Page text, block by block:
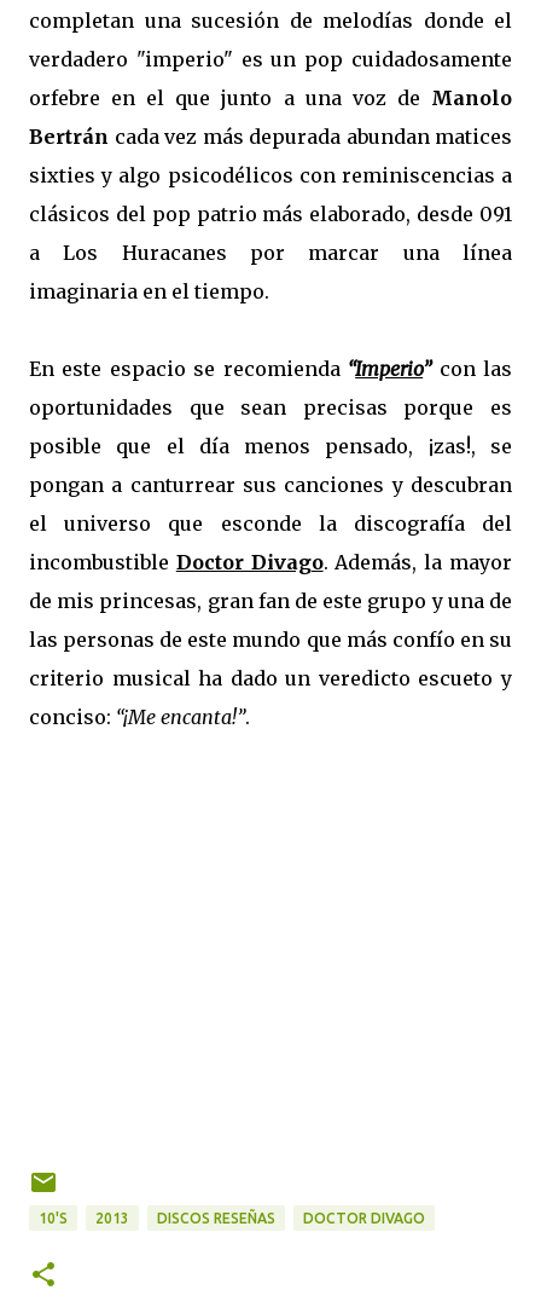
completan una sucesión de melodías donde el
verdadero "imperio" es un pop cuidadosamente
orfebre en el que junto a una voz de Manolo
Bertrán cada vez más depurada abundan matices
sixties y algo psicodélicos con reminiscencias a
clásicos del pop patrio más elaborado, desde 091
a Los Huracanes por marcar una línea
imaginaria en el tiempo.
En este espacio se recomienda “Imperio” con las
oportunidades que sean precisas porque es
posible que el día menos pensado, ¡zas!, se
pongan a canturrear sus canciones y descubran
el universo que esconde la discografía del
incombustible Doctor Divago. Además, la mayor
de mis princesas, gran fan de este grupo y una de
las personas de este mundo que más confío en su
criterio musical ha dado un veredicto escueto y
conciso: “¡Me encanta!”.
10'S 2013 DISCOS RESEÑAS DOCTOR DIVAGO